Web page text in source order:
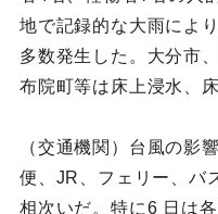
地で記録的な大雨によ
多数発生した。大分市
布院町等は床上浸水、
（交通機関）台風の影
便、JR、フェリー、バ
相次いだ。特に6 日は